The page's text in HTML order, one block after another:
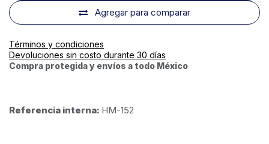
Agregar para comparar
Términos y condiciones
Devoluciones sin costo durante 30 días
Compra protegida y envíos a todo México
Referencia interna: HM-152